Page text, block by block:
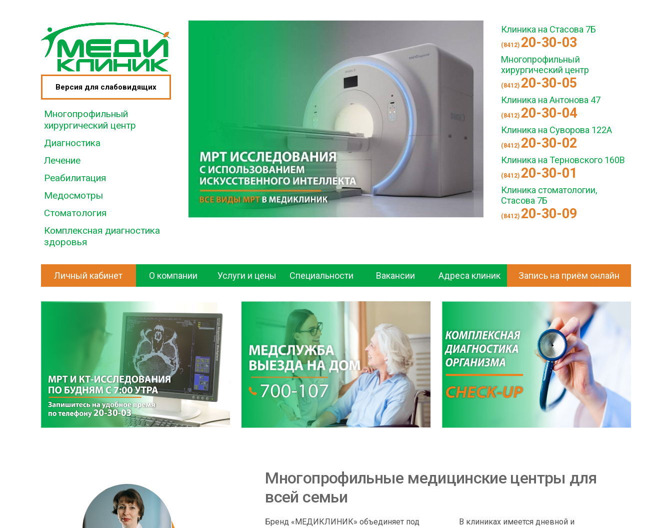
Версия для слабовидящих
Многопрофильный
хирургический центр
Диагностика
Лечение
Реабилитация
Медосмотры
Стоматология
Комплексная диагностика
здоровья
Клиника на Стасова 7Б
(8412) 20-30-03
Многопрофильный
хирургический центр
(8412) 20-30-05
Клиника на Антонова 47
(8412) 20-30-04
Клиника на Суворова 122А
(8412) 20-30-02
Клиника на Терновского 160В
(8412) 20-30-01
Клиника стоматологии,
Стасова 7Б
(8412) 20-30-09
Личный кабинет О компании Услуги и цены Специальности Вакансии Адреса клиник Запись на приём онлайн
Многопрофильные медицинские центры для
всей семьи
Бренд «МЕДИКЛИНИК» объединяет под
В клиниках имеется дневной и